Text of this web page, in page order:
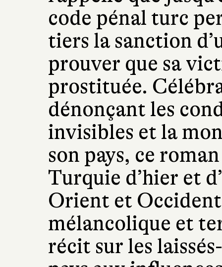
code pénal turc
tiers la sanction
prouver que sa
prostituée.
dénonçant les
invisibles et la
son pays, ce
Turquie d’hier et
Orient et
mélancolique et
récit sur les